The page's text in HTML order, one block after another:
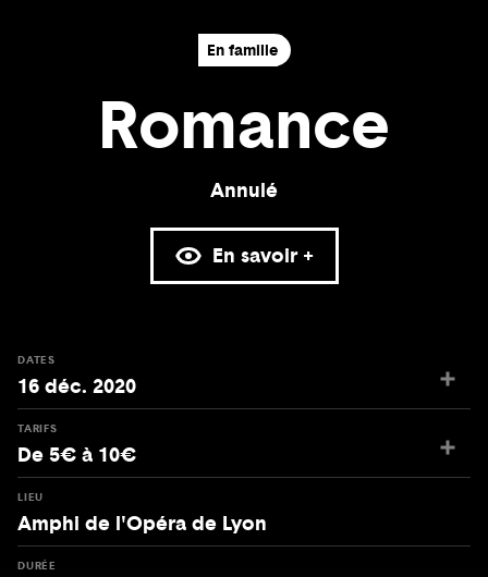
En famille
Romance
Annulé
En savoir +
DATES
16 déc. 2020
TARIFS
De 5€ à 10€
LIEU
Amphi de l'Opéra de Lyon
DURÉE